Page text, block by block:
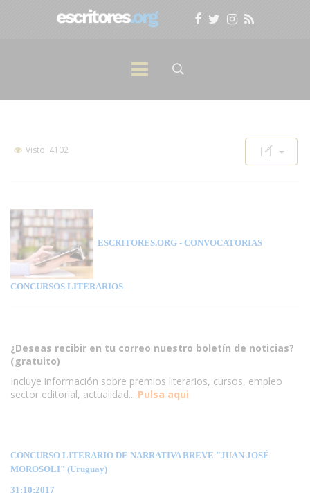
Visto: 4102
ESCRITORES.ORG - CONVOCATORIAS
CONCURSOS LITERARIOS
¿Deseas recibir en tu correo nuestro boletín de noticias?
(gratuito)
Incluye información sobre premios literarios, cursos, empleo
sector editorial, actualidad... Pulsa aqui
CONCURSO LITERARIO DE NARRATIVA BREVE "JUAN JOSÉ
MOROSOLI" (Uruguay)
31:10:2017